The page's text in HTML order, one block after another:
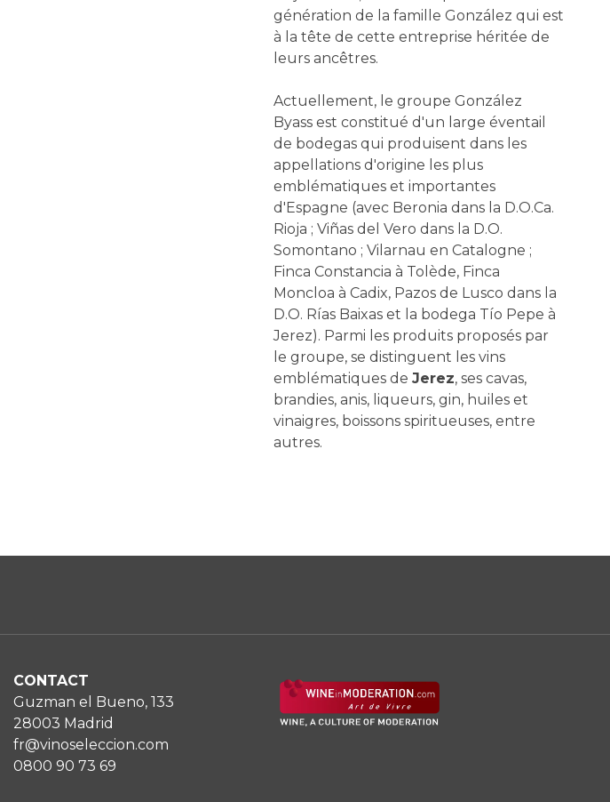
génération de la famille González qui est
à la tête de cette entreprise héritée de
leurs ancêtres.
Actuellement, le groupe González
Byass est constitué d'un large éventail
de bodegas qui produisent dans les
appellations d'origine les plus
emblématiques et importantes
d'Espagne (avec Beronia dans la D.O.Ca.
Rioja ; Viñas del Vero dans la D.O.
Somontano ; Vilarnau en Catalogne ;
Finca Constancia à Tolède, Finca
Moncloa à Cadix, Pazos de Lusco dans la
D.O. Rías Baixas et la bodega Tío Pepe à
Jerez). Parmi les produits proposés par
le groupe, se distinguent les vins
emblématiques de Jerez, ses cavas,
brandies, anis, liqueurs, gin, huiles et
vinaigres, boissons spiritueuses, entre
autres.
CONTACT
Guzman el Bueno, 133
28003 Madrid
fr@vinoseleccion.com
0800 90 73 69